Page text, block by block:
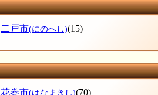
二戸市(にのへし)(15)
花巻市(はなまきし)(70)